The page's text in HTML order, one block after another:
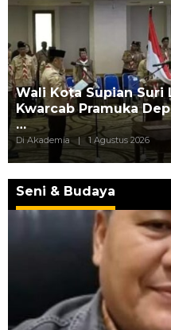
Wali Kota Supian Suri
Kwarcab Pramuka
…
Di Akademia | 1 Agustus 2026
Seni & Budaya